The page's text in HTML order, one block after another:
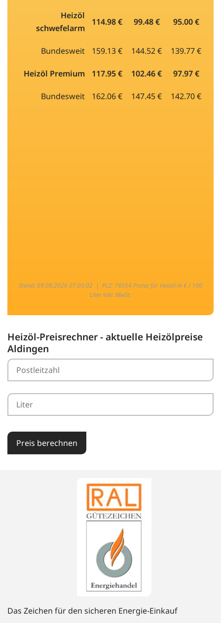
Heizöl
schwefelarm
114.98 € 99.48 € 95.00 €
Bundesweit 159.13 € 144.52 € 139.77 €
Heizöl Premium 117.95 € 102.46 € 97.97 €
Bundesweit 162.06 € 147.45 € 142.70 €
Stand: 09.08.2026 07:05:02 | PLZ: 78554 Preise für Heizöl in € / 100
Liter inkl. MwSt.
Heizöl-Preisrechner - aktuelle Heizölpreise
Aldingen
Preis berechnen
Das Zeichen für den sicheren Energie-Einkauf